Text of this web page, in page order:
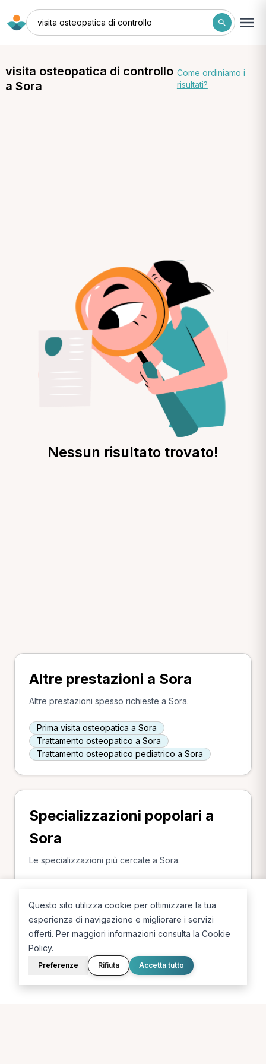
visita osteopatica di controllo
visita osteopatica di controllo
a Sora
Come ordiniamo i
risultati?
Nessun risultato trovato!
Altre prestazioni a Sora
Altre prestazioni spesso richieste a Sora.
Prima visita osteopatica a Sora
Trattamento osteopatico a Sora
Trattamento osteopatico pediatrico a Sora
Specializzazioni popolari a
Sora
Le specializzazioni più cercate a Sora.
Questo sito utilizza cookie per ottimizzare la tua
esperienza di navigazione e migliorare i servizi
offerti. Per maggiori informazioni consulta la Cookie
Policy.
Preferenze Rifiuta Accetta tutto